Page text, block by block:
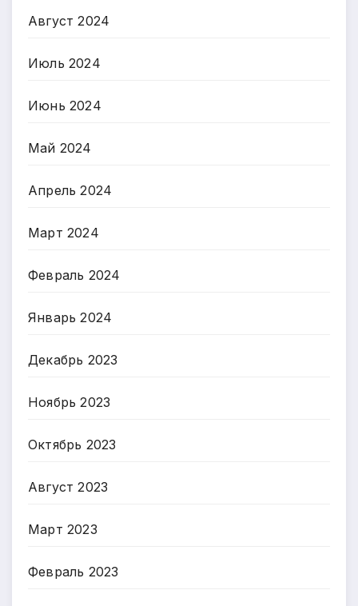
Август 2024
Июль 2024
Июнь 2024
Май 2024
Апрель 2024
Март 2024
Февраль 2024
Январь 2024
Декабрь 2023
Ноябрь 2023
Октябрь 2023
Август 2023
Март 2023
Февраль 2023